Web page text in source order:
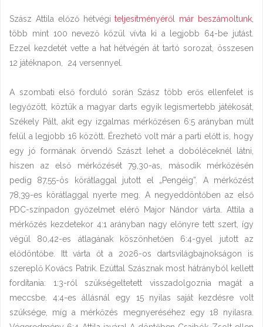
Szász Attila előző hétvégiteljesítményéről már beszámoltunk
több mint 100 nevező közül vívta ki a legjobb 64-be jutást.
Ezzel kezdetét vette a hat hétvégén át tartó sorozat, összesen
12 játéknapon, 24 versennyel.
A szombati első forduló során Szász több erős ellenfelet is
legyőzött, köztük a magyar darts egyik legismertebb játékosát,
Székely Pált, akit egy izgalmas mérkőzésen 6:5 arányban múlt
felül a legjobb 16 között. Érezhető volt már a parti előtt is, hogy
egy jó formának örvendő Szászt lehet a dobóléceknél látni,
hiszen az első mérkőzését 79,30-as, második mérkőzésén
pedig 87,55-ös körátlaggal jutott el „Pengéig”. A mérkőzést
78,39-es körátlaggal nyerte meg. A negyeddöntőben az első
PDC-színpadon győzelmet elérő Major Nándor várta. Attila a
mérkőzés kezdetekor 4:1 arányban nagy előnyre tett szert, így
végül 80,42-es átlagának köszönhetően 6:4-gyel jutott az
elődöntőbe. Itt várta őt a 2026-os dartsvilágbajnokságon is
szereplő Kovács Patrik. Ezúttal Szásznak most hátrányból kellett
fordítania: 1:3-ról szükségeltetett visszadolgoznia magát a
meccsbe. 4:4-es állásnál egy 15 nyilas saját kezdésre volt
szüksége, míg a mérkőzés megnyeréséhez egy 18 nyilasra.